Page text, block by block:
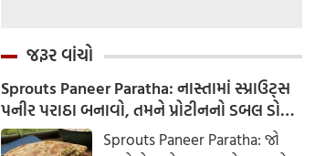
જરૂર વાંચો
Sprouts Paneer Paratha: નાસ્તામાં સ્પ્રાઉટ્સ
પનીર પરાઠા બનાવો, તમને પ્રોટીનનો ડબલ ડોઝ
મળશે
Sprouts Paneer Paratha: જો